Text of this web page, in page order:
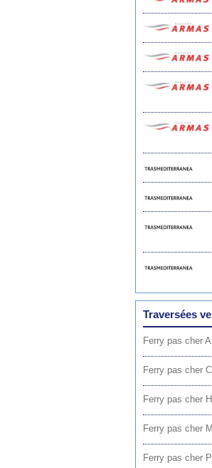
Traversées
Ferry pas cher
Ferry pas cher
Ferry pas cher
Ferry pas cher
Ferry pas cher